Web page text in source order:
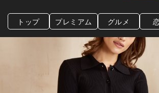
トップ プレミアム グルメ